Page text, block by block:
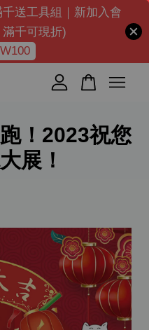
送工具組｜新加入會
滿千可現折)
！2023祝您
展！
還是空的。